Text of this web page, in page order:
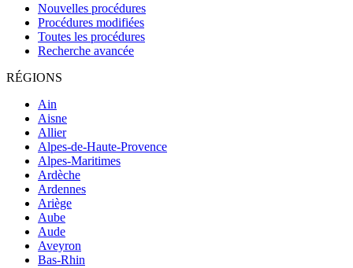
Nouvelles procédures
Procédures modifiées
Toutes les procédures
Recherche avancée
RÉGIONS
Ain
Aisne
Allier
Alpes-de-Haute-Provence
Alpes-Maritimes
Ardèche
Ardennes
Ariège
Aube
Aude
Aveyron
Bas-Rhin